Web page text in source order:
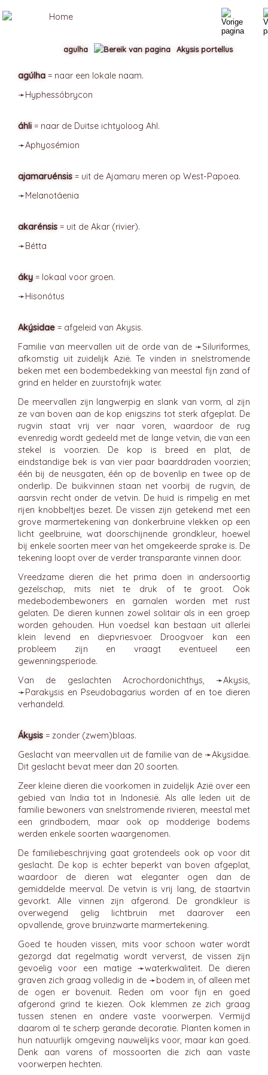
agúlha = naar een lokale naam.
➛Hyphessóbrycon
áhli = naar de Duitse ichtyoloog Ahl.
➛Aphyosémion
ajamaruénsis = uit de Ajamaru meren op West-Papoea.
➛Melanotáenia
akarénsis = uit de Akar (rivier).
➛Bétta
áky = lokaal voor groen.
➛Hisonótus
Akýsidae = afgeleid van Akysis.
Familie van meervallen uit de orde van de ➛Siluriformes,
afkomstig uit zuidelijk Azië. Te vinden in snelstromende
beken met een bodembedekking van meestal fijn zand of
grind en helder en zuurstofrijk water.
De meervallen zijn langwerpig en slank van vorm, al zijn
ze van boven aan de kop enigszins tot sterk afgeplat. De
rugvin staat vrij ver naar voren, waardoor de rug
evenredig wordt gedeeld met de lange vetvin, die van een
stekel is voorzien. De kop is breed en plat, de
eindstandige bek is van vier paar baarddraden voorzien;
één bij de neusgaten, één op de bovenlip en twee op de
onderlip. De buikvinnen staan net voorbij de rugvin, de
aarsvin recht onder de vetvin. De huid is rimpelig en met
rijen knobbeltjes bezet. De vissen zijn getekend met een
grove marmertekening van donkerbruine vlekken op een
licht geelbruine, wat doorschijnende grondkleur, hoewel
bij enkele soorten meer van het omgekeerde sprake is. De
tekening loopt over de verder transparante vinnen door.
Vreedzame dieren die het prima doen in andersoortig
gezelschap, mits niet te druk of te groot. Ook
medebodembewoners en garnalen worden met rust
gelaten. De dieren kunnen zowel solitair als in een groep
worden gehouden. Hun voedsel kan bestaan uit allerlei
klein levend en diepvriesvoer. Droogvoer kan een
probleem zijn en vraagt eventueel een
gewenningsperiode.
Van de geslachten Acrochordonichthys, ➛Akysis,
➛Parakysis en Pseudobagarius worden af en toe dieren
verhandeld.
Ákysis = zonder (zwem)blaas.
Geslacht van meervallen uit de familie van de ➛Akysidae.
Dit geslacht bevat meer dan 20 soorten.
Zeer kleine dieren die voorkomen in zuidelijk Azië over een
gebied van India tot in Indonesië. Als alle leden uit de
familie bewoners van snelstromende rivieren, meestal met
een grindbodem, maar ook op modderige bodems
werden enkele soorten waargenomen.
De familiebeschrijving gaat grotendeels ook op voor dit
geslacht. De kop is echter beperkt van boven afgeplat,
waardoor de dieren wat eleganter ogen dan de
gemiddelde meerval. De vetvin is vrij lang, de staartvin
gevorkt. Alle vinnen zijn afgerond. De grondkleur is
overwegend gelig lichtbruin met daarover een
opvallende, grove bruinzwarte marmertekening.
Goed te houden vissen, mits voor schoon water wordt
gezorgd dat regelmatig wordt ververst, de vissen zijn
gevoelig voor een matige ➛waterkwaliteit. De dieren
graven zich graag volledig in de ➛bodem in, of alleen met
de ogen er bovenuit. Reden om voor fijn en goed
afgerond grind te kiezen. Ook klemmen ze zich graag
tussen stenen en andere vaste voorwerpen. Vermijd
daarom al te scherp gerande decoratie. Planten komen in
hun natuurlijk omgeving nauwelijks voor, maar kan goed.
Denk aan varens of mossoorten die zich aan vaste
voorwerpen hechten.
agulha Akysis portellus